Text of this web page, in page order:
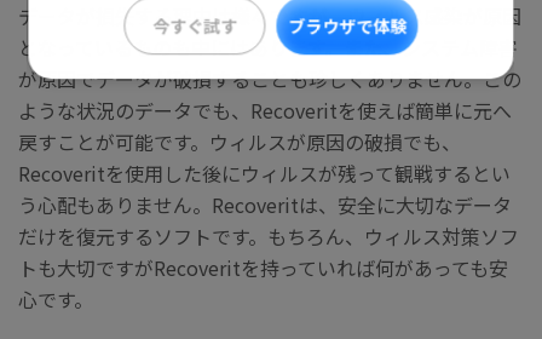
ブラウザで体験
データが損失する理由は様々ですが、ウィルス感染が原因
となっているものも中にはあります。また、システム障害
が原因でデータが破損することも珍しくありません。この
ような状況のデータでも、Recoveritを使えば簡単に元へ
戻すことが可能です。ウィルスが原因の破損でも、
Recoveritを使用した後にウィルスが残って観戦するとい
う心配もありません。Recoveritは、安全に大切なデータ
だけを復元するソフトです。もちろん、ウィルス対策ソフ
トも大切ですがRecoveritを持っていれば何があっても安
心です。